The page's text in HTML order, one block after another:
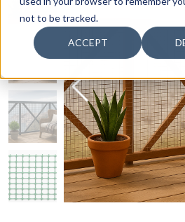
not to be tracked.
ACCEPT